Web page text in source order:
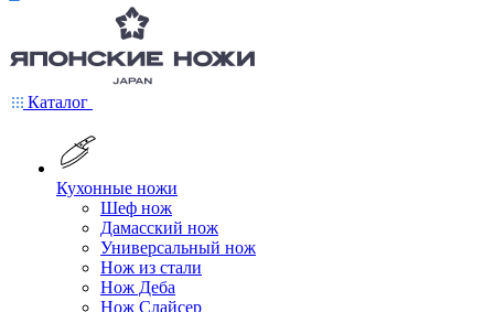
Каталог
Кухонные ножи
Шеф нож
Дамасский нож
Универсальный нож
Нож из стали
Нож Деба
Нож Слайсер